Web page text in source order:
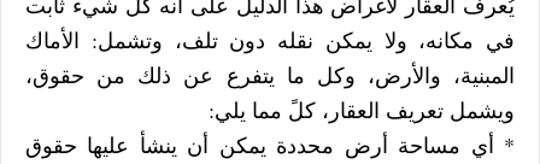
في مكانه، ولا يمكن نقله دون تلف، وتشمل: الأماك
المبنية، والأرض، وكل ما يتفرع عن ذلك من حقوق،
ويشمل تعريف العقار، كلً مما يلي:
* أي مساحة أرض محددة يمكن أن ينشأ عليها حقوق